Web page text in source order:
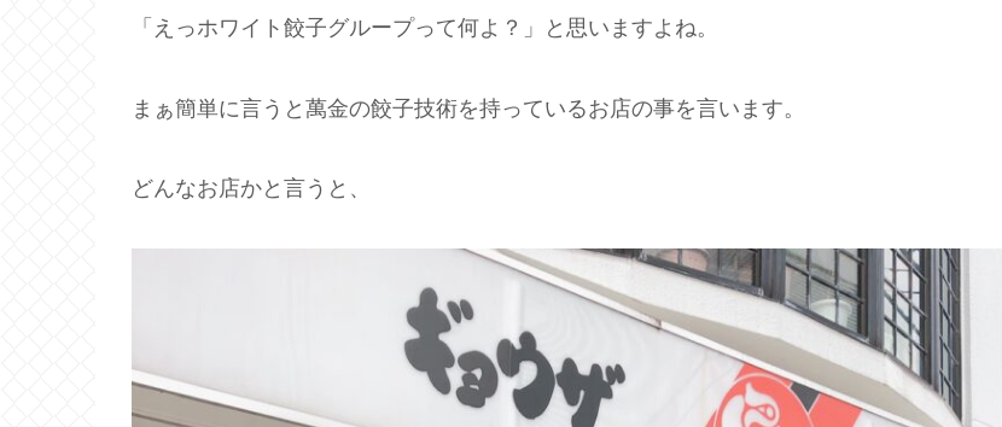
「えっホワイト餃子グループって何よ？」と思いますよね。
まぁ簡単に言うと萬金の餃子技術を持っているお店の事を言います。
どんなお店かと言うと、